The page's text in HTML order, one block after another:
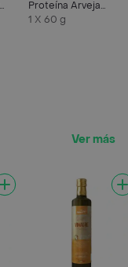
Proteína Arveja
Banano y Cacao
1 X 60 g
Ver más